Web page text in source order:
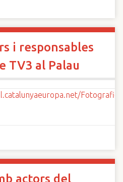
i responsables
TV3 al Palau
actors del